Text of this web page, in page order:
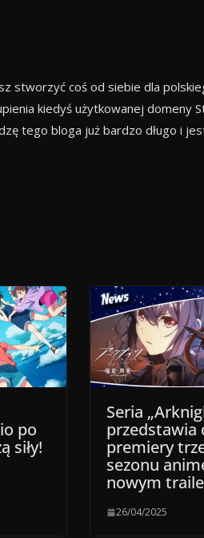
stworzyć coś od siebie dla
kiedyś użytkowanej domeny
tego bloga już bardzo długo i
po
siły!
Seria
przedstawia
premiery
sezonu
nowym
26/04/2025